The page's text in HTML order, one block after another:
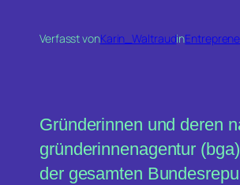
Verfasst vonKarin_Waltraudin
Gründerinnen und deren
gründerinnenagentur
der gesamten